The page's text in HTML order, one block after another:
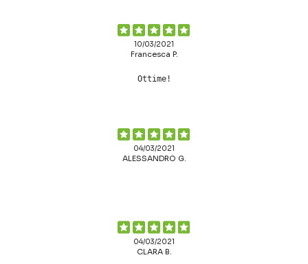
10/03/2021
Francesca P.
Ottime!
04/03/2021
ALESSANDRO G.
04/03/2021
CLARA B.